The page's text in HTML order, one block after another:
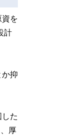
資を
計
か抑
た
厚